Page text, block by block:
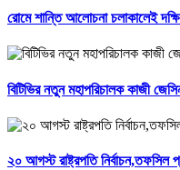
রোমে শান্তি আলোচনা চলাকালেই
বিটিভির নতুন মহাপরিচালক কাজী
২০ আগস্ট রাষ্ট্রপতি